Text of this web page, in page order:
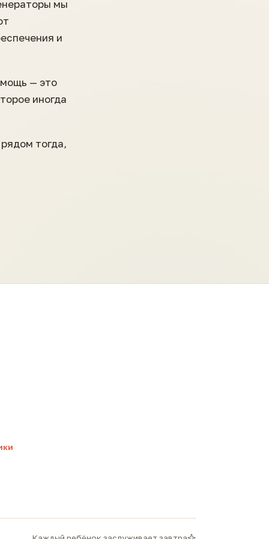
мы
и
— это
иногда
тогда,